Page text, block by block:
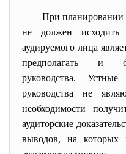
При планировании
не должен исходить
аудируемого лица
предполагать и
руководства.
руководства не
необходимости
аудиторские
выводов, на которых